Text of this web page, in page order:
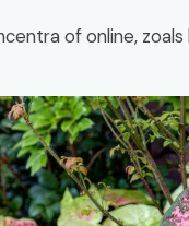
of online,